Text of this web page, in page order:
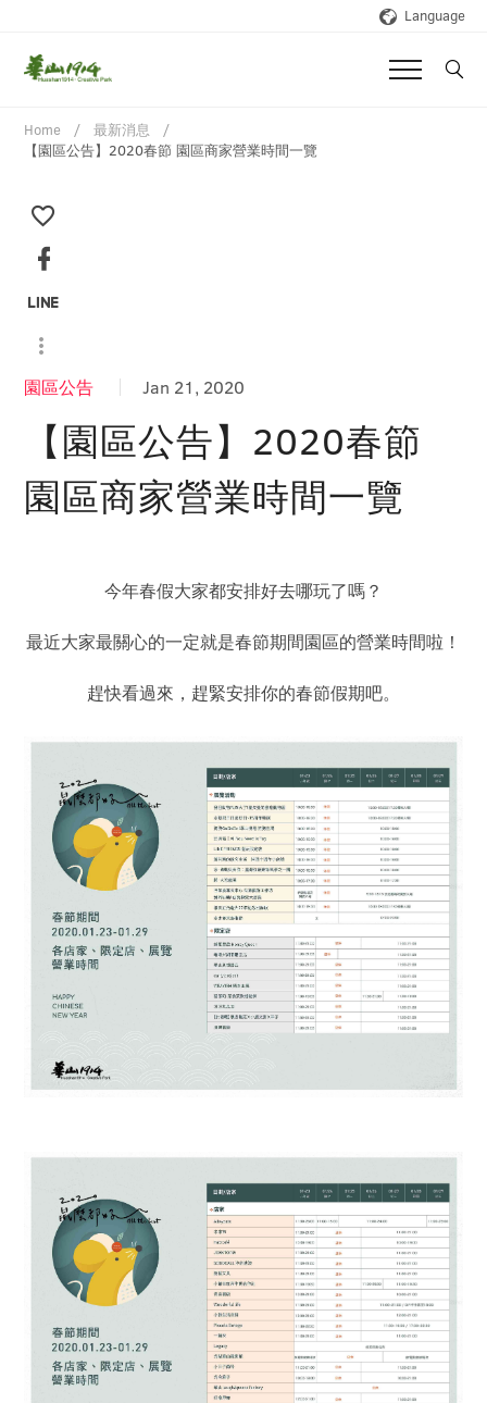
Language
Home
最新消息
【園區公告】2020春節 園區商家營業時間一覽
園區公告 Jan 21, 2020
【園區公告】2020春節
園區商家營業時間一覽
今年春假大家都安排好去哪玩了嗎？
最近大家最關心的一定就是春節期間園區的營業時間啦！
趕快看過來，趕緊安排你的春節假期吧。